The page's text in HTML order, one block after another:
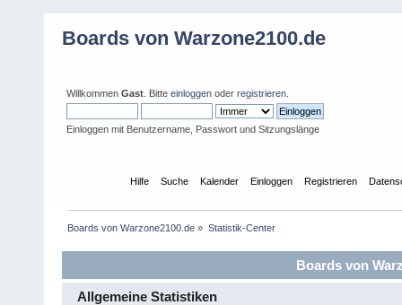
Boards von Warzone2100.de
Willkommen Gast . Bitte einloggen oder registrieren
Einloggen mit Benutzername, Passwort und Sitzungslänge
Hilfe Suche Kalender Einloggen Registrieren
Boards von Warzone2100.de » Statistik-Center
Boards von
Allgemeine Statistiken